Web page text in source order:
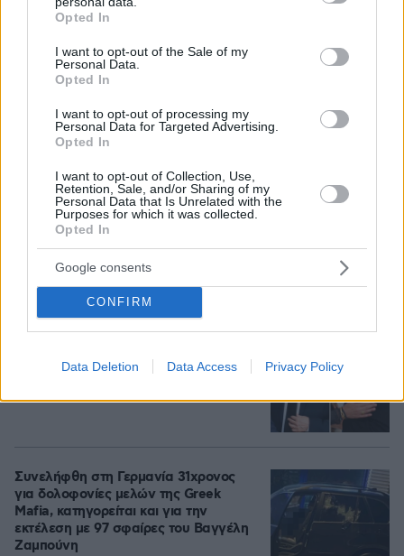
grant or deny consent to Google and its third-party tags to
use your data for below specified purposes in below Google
consent section.
Opted In
I want to opt-out of the Sale of my
Personal Data.
Opted In
I want to opt-out of processing my
Personal Data for Targeted Advertising.
Opted In
I want to opt-out of Collection, Use,
Retention, Sale, and/or Sharing of my
Personal Data that Is Unrelated with the
Purposes for which it was collected.
Opted In
Google consents
CONFIRM
Data Deletion Data Access Privacy Policy
Πόσο κοστίζει μία εβδομάδα σε βίλες -
παράδεισους
07.08.2026, 09:43
Στο Α΄ Νεκροταφείο το μνημόσυνο
Συνελήφθη στη Γερμανία 31χρονος
για δολοφονίες μελών της Greek
Mafia, κατηγορείται και για την
εκτέλεση με 97 σφαίρες του Βαγγέλη
Ζαμπούνη